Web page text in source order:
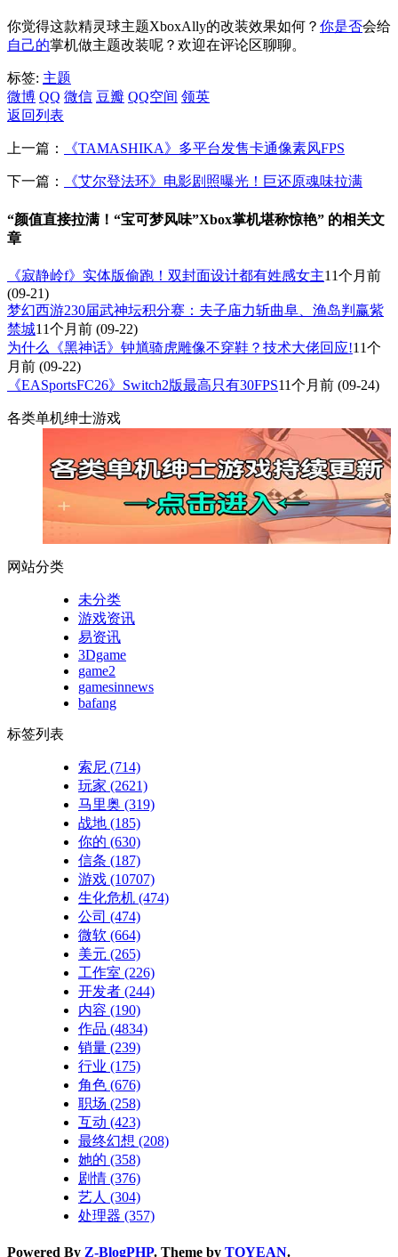
你觉得这款精灵球主题XboxAlly的改装效果如何？ 你是否会给
自己的掌机做主题改装呢？欢迎在评论区聊聊。
标签: 主题
微博 QQ 微信 豆瓣 QQ空间 领英
返回列表
上一篇： 《TAMASHIKA》多平台发售卡通像素风FPS
下一篇： 《艾尔登法环》电影剧照曝光！巨还原魂味拉满
“颜值直接拉满！“宝可梦风味”Xbox掌机堪称惊艳” 的相关文
章
《寂静岭f》实体版偷跑！双封面设计都有姓感女主11个月前
(09-21)
梦幻西游230届武神坛积分赛：夫子庙力斩曲阜、渔岛判赢紫
禁城11个月前 (09-22)
为什么《黑神话》钟馗骑虎雕像不穿鞋？技术大佬回应!11个
月前 (09-22)
《EASportsFC26》Switch2版最高只有30FPS11个月前 (09-24)
各类单机绅士游戏
网站分类
未分类
游戏资讯
易资讯
3Dgame
game2
gamesinnews
bafang
标签列表
索尼 (714)
玩家 (2621)
马里奥 (319)
战地 (185)
你的 (630)
信条 (187)
游戏 (10707)
生化危机 (474)
公司 (474)
微软 (664)
美元 (265)
工作室 (226)
开发者 (244)
内容 (190)
作品 (4834)
销量 (239)
行业 (175)
角色 (676)
职场 (258)
互动 (423)
最终幻想 (208)
她的 (358)
剧情 (376)
艺人 (304)
处理器 (357)
Powered By Z-BlogPHP. Theme by TOYEAN.